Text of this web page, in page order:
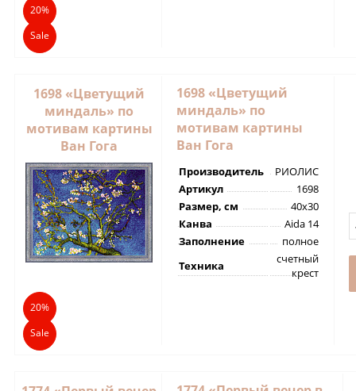
20%
Sale
1698 «Цветущий
миндаль» по
мотивам картины
Ван Гога
20%
Sale
1698 «Цветущий
миндаль» по
мотивам картины
Ван Гога
Производитель
РИОЛИС
Артикул
1698
Размер, см
40х30
Канва
Aida 14
Заполнение
полное
Техника
счетный
крест